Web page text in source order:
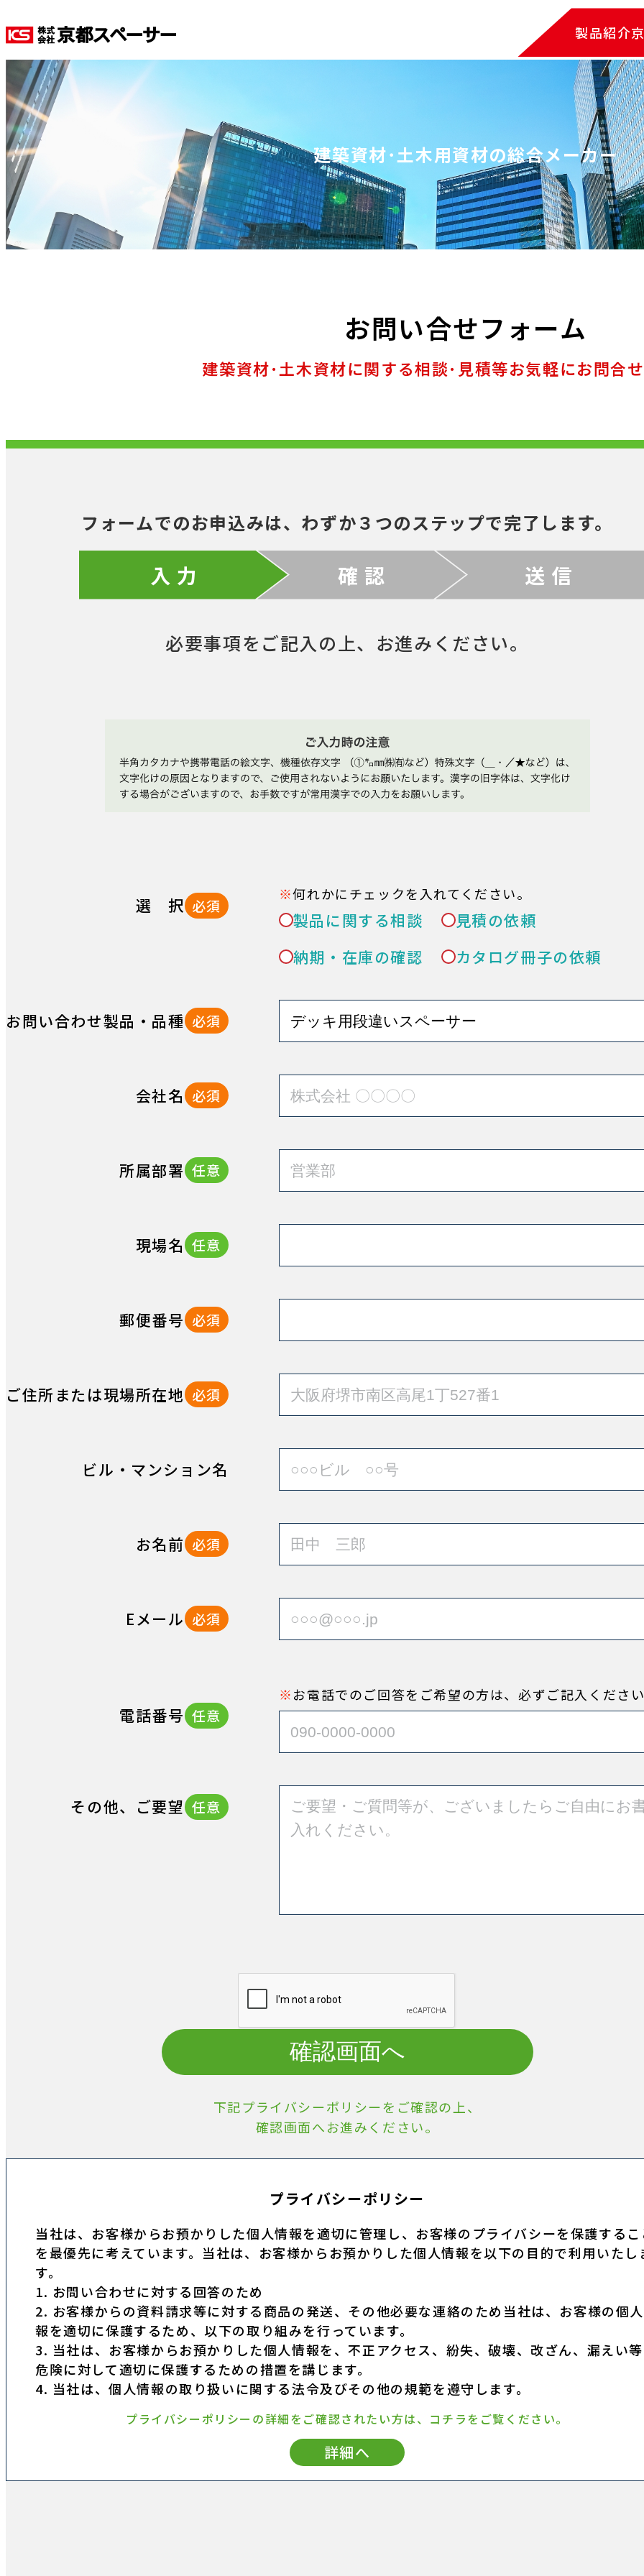
製品紹介
建築資材･土木用資材の総合メーカー
お問い合せフォーム
建築資材･土木資材に関する相談･見積等お気軽にお問合
フォームでのお申込みは、わずか３つのステップで完了します。
入 力 確 認 送 信
必要事項をご記入の上、お進みください。
選 択 必須
何れかにチェックを入れてください。
製品に関する相談
見積の依頼
納期・在庫の確認
カタログ冊子の依頼
お問い合わせ製品・品種 必須
会社名 必須
所属部署 任意
現場名 任意
郵便番号 必須
ご住所または現場所在地 必須
ビル・マンション名
お名前 必須
Eメール 必須
電話番号 任意
お電話でのご回答をご希望の方は、必ずご記入くださ
その他、ご要望 任意
確認画面へ
下記プライバシーポリシーをご確認の上、
確認画面へお進みください。
プライバシーポリシー
当社は、お客様からお預かりした個人情報を適切に管理し、お客様のプライバシーを保護する
を最優先に考えています。当社は、お客様からお預かりした個人情報を以下の目的で利用いたし
す。
1. お問い合わせに対する回答のため
2. お客様からの資料請求等に対する商品の発送、その他必要な連絡のため当社は、お客様の個
報を適切に保護するため、以下の取り組みを行っています。
3. 当社は、お客様からお預かりした個人情報を、不正アクセス、紛失、破壊、改ざん、漏えい
危険に対して適切に保護するための措置を講じます。
4. 当社は、個人情報の取り扱いに関する法令及びその他の規範を遵守します。
プライバシーポリシーの詳細をご確認されたい方は、コチラをご覧ください。
詳細へ